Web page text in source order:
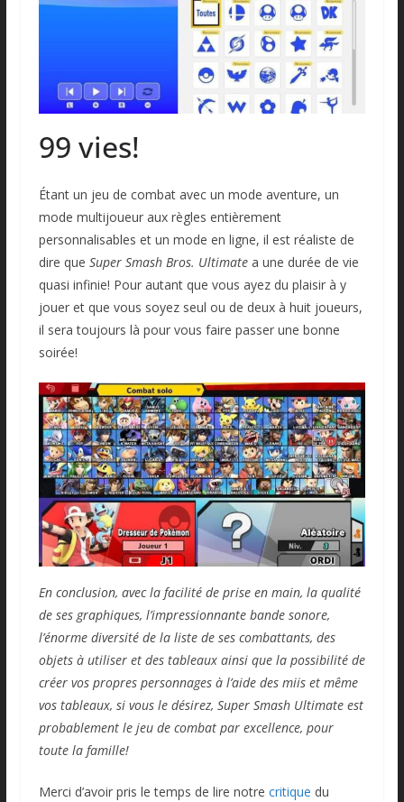
99 vies!
Étant un jeu de combat avec un mode aventure, un
mode multijoueur aux règles entièrement
personnalisables et un mode en ligne, il est réaliste de
dire que Super Smash Bros. Ultimatea une durée de vie
quasi infinie! Pour autant que vous ayez du plaisir à y
jouer et que vous soyez seul ou de deux à huit joueurs,
il sera toujours là pour vous faire passer une bonne
soirée!
En conclusion, avec la facilité de prise en main, la qualité
de ses graphiques, l’impressionnante bande sonore,
l’énorme diversité de la liste de ses combattants, des
objets à utiliser et des tableaux ainsi que la possibilité de
créer vos propres personnages à l’aide des miis et même
vos tableaux, si vous le désirez, Super Smash Ultimate est
probablement le jeu de combat par excellence, pour
toute la famille!
Merci d’avoir pris le temps de lire notre critique du